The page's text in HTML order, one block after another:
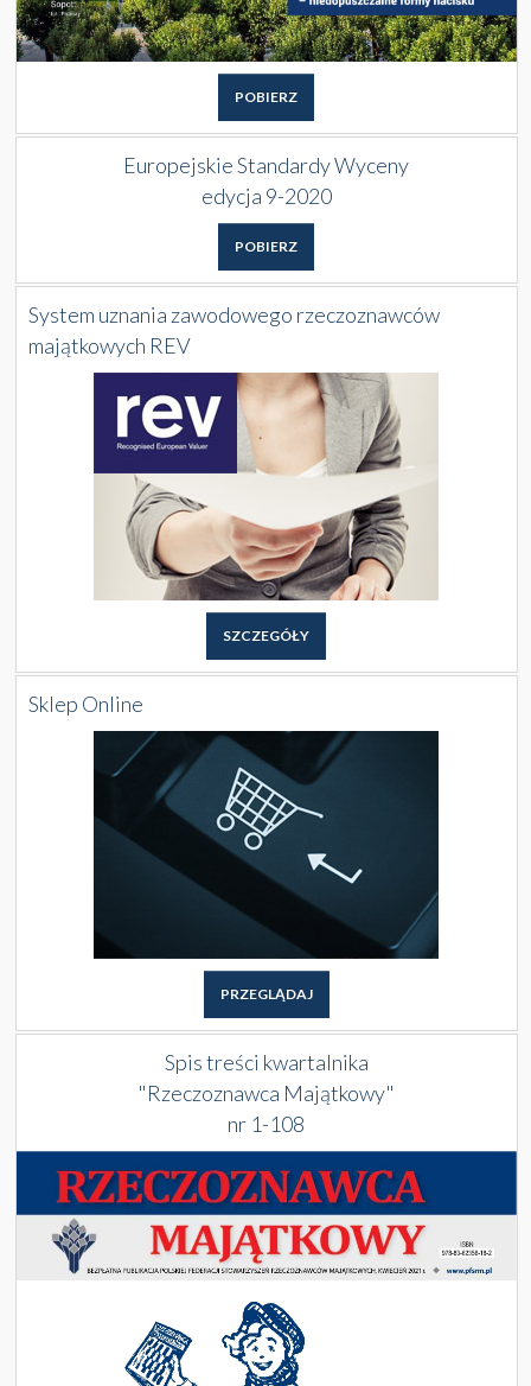
POBIERZ
Europejskie Standardy Wyceny
edycja 9-2020
POBIERZ
System uznania zawodowego rzeczoznawców
majątkowych REV
SZCZEGÓŁY
Sklep Online
PRZEGLĄDAJ
Spis treści kwartalnika
"Rzeczoznawca Majątkowy"
nr 1-108